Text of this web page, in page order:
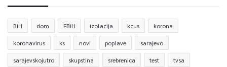
BiH dom FBiH izolacija kcus korona
koronavirus ks novi poplave sarajevo
sarajevskojutro skupstina srebrenica test tvsa